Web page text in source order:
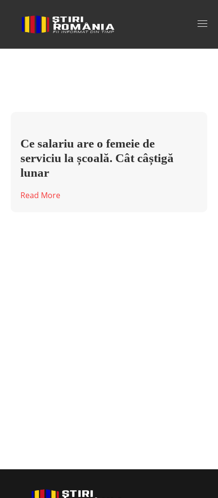
cat castiga o femeie de serviciu Tag
Ce salariu are o femeie de
serviciu la școală. Cât câștigă
lunar
Read More